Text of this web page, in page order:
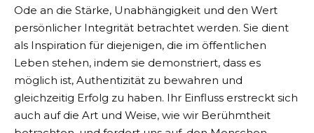
Ode an die Stärke, Unabhängigkeit und den Wert
persönlicher Integrität betrachtet werden. Sie dient
als Inspiration für diejenigen, die im öffentlichen
Leben stehen, indem sie demonstriert, dass es
möglich ist, Authentizität zu bewahren und
gleichzeitig Erfolg zu haben. Ihr Einfluss erstreckt sich
auch auf die Art und Weise, wie wir Berühmtheit